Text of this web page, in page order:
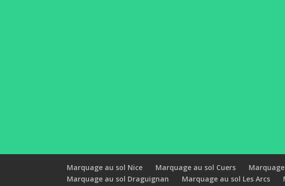
Marquage au sol Nice Marquage au sol Cuers
Marquage au sol Draguignan
Marquage au sol Les Arcs